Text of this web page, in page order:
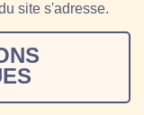
site s'adresse.